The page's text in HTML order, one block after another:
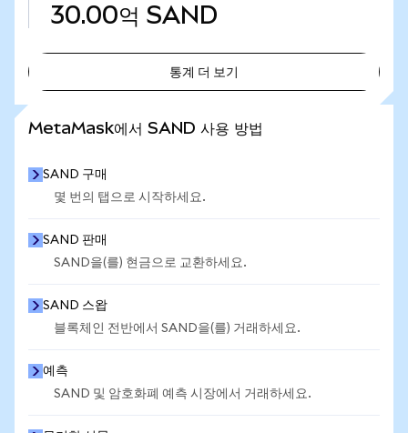
30.00억 SAND
통계 더 보기
MetaMask에서 SAND 사용 방법
SAND 구매
몇 번의 탭으로 시작하세요.
SAND 판매
SAND을(를) 현금으로 교환하세요.
SAND 스왑
블록체인 전반에서 SAND을(를) 거래하세요.
예측
SAND 및 암호화폐 예측 시장에서 거래하세요.